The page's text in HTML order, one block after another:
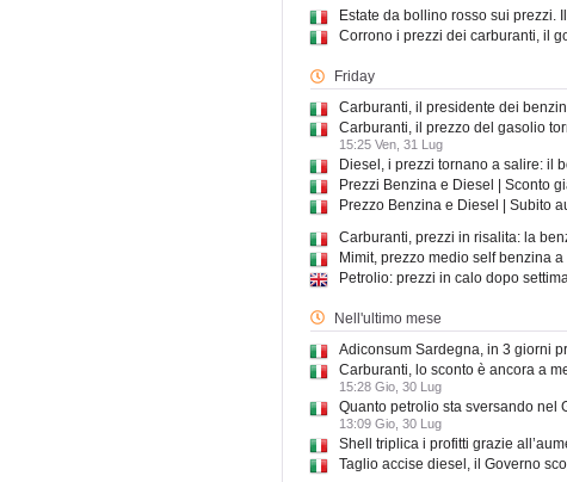
Estate da bollino rosso sui prezzi.
Corrono i prezzi dei carburanti, il
Friday
Carburanti, il presidente dei
Carburanti, il prezzo del gasolio
15:25 Ven, 31 Lug
Diesel, i prezzi tornano a salire: il
Prezzi Benzina e Diesel | Sconto
Prezzo Benzina e Diesel | Subito
Carburanti, prezzi in risalita: la
Mimit, prezzo medio self benzina
Petrolio: prezzi in calo dopo
Nell'ultimo mese
Adiconsum Sardegna, in 3 giorni
Carburanti, lo sconto è ancora a
15:28 Gio, 30 Lug
Quanto petrolio sta sversando nel
13:09 Gio, 30 Lug
Shell triplica i profitti grazie
Taglio accise diesel, il Governo